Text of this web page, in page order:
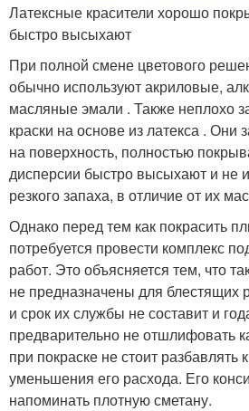
Латексные красители хорошо
быстро высыхают
При полной смене цветового
обычно используют акриловые,
масляные эмали . Также неплохо
краски на основе из латекса . Они
на поверхность, полностью
дисперсии быстро высыхают и не
резкого запаха, в отличие от их
Однако перед тем как покрасить
потребуется провести комплекс
работ. Это объясняется тем, что
не предназначены для блестящих
и срок их службы не составит и
предварительно не отшлифовать
при покраске не стоит разбавлять
уменьшения его расхода. Его
напоминать плотную сметану.